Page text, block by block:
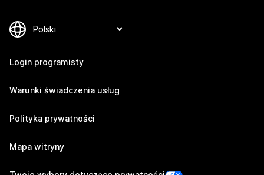
Login programisty
Warunki świadczenia usług
Polityka prywatności
Mapa witryny